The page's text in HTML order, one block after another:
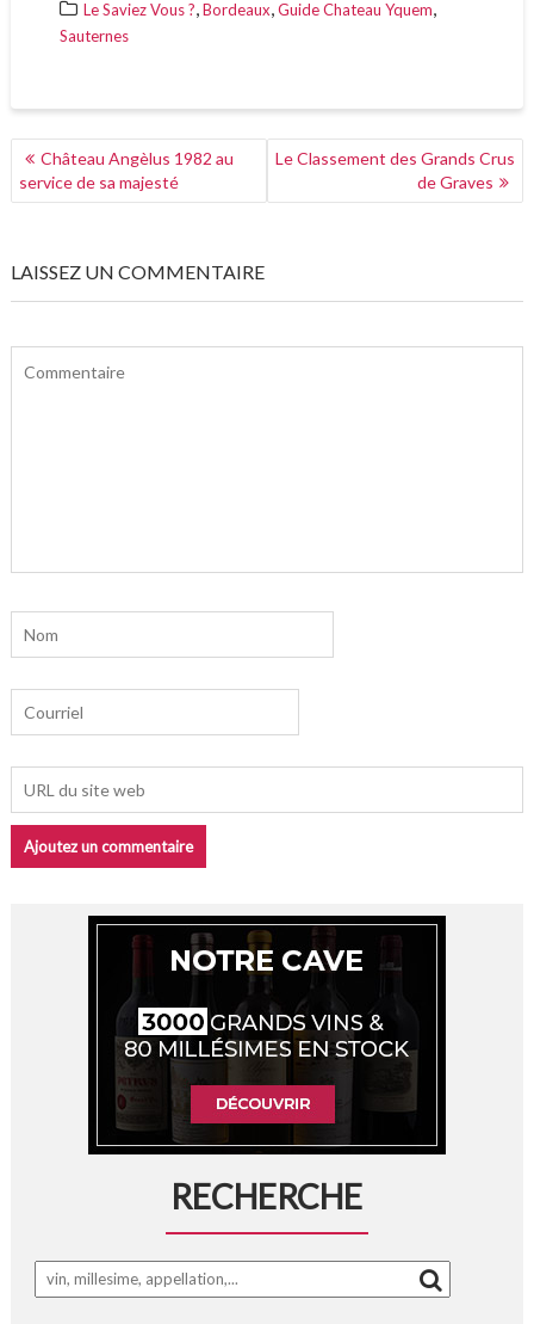
Le Saviez Vous ?,Bordeaux,Guide Chateau Yquem,
Sauternes
NAVIGATION
DE
L’ARTICLE
Château Angèlus 1982 au
service de sa majesté
Le Classement des Grands Crus
de Graves
LAISSEZ UN COMMENTAIRE
RECHERCHE